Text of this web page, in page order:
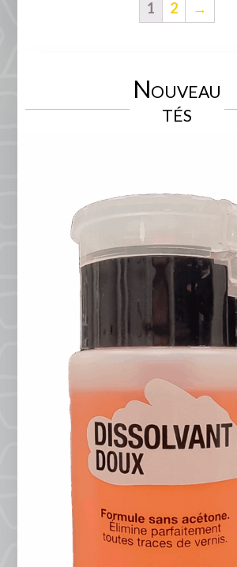
1 2 →
Nouveau
tés